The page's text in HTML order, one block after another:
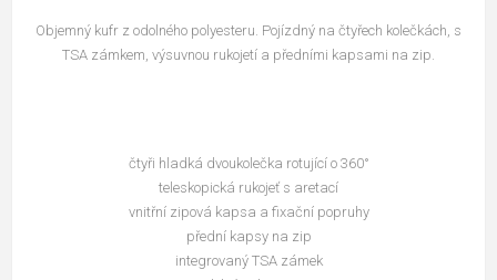
Objemný kufr z odolného polyesteru. Pojízdný na čtyřech kolečkách, s
TSA zámkem, výsuvnou rukojetí a předními kapsami na zip.
čtyři hladká dvoukolečka rotující o 360°
teleskopická rukojeť s aretací
vnitřní zipová kapsa a fixační popruhy
přední kapsy na zip
integrovaný TSA zámek